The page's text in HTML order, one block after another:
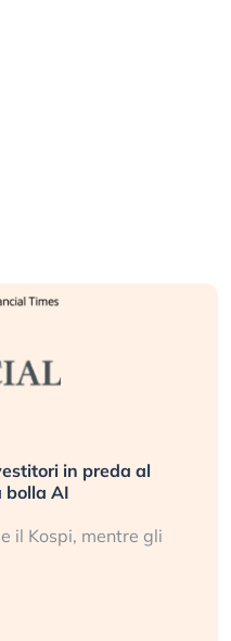
in preda al
bolla AI
il Kospi, mentre gli